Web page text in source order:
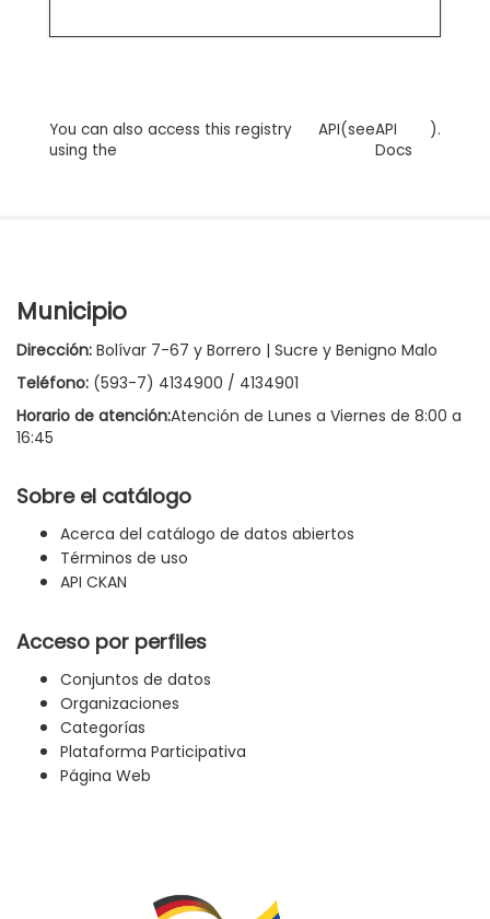
You can also access this registry
using the
API(seeAPI
Docs
).
Municipio
Dirección: Bolívar 7-67 y Borrero | Sucre y Benigno Malo
Teléfono: (593-7) 4134900 / 4134901
Horario de atención:Atención de Lunes a Viernes de 8:00 a
16:45
Sobre el catálogo
Acerca del catálogo de datos abiertos
Términos de uso
API CKAN
Acceso por perfiles
Conjuntos de datos
Organizaciones
Categorías
Plataforma Participativa
Página Web